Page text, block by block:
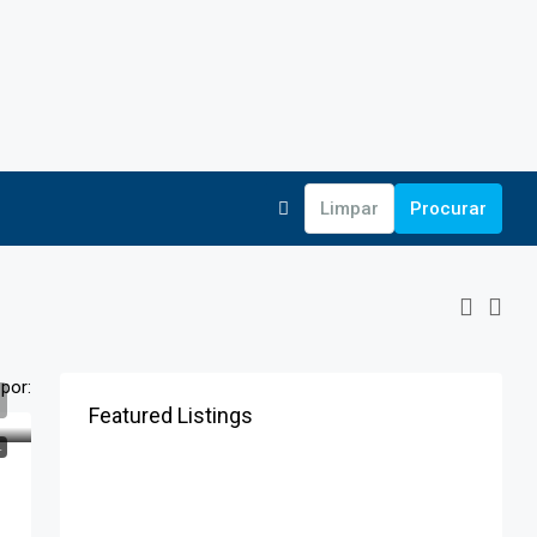
Limpar Procurar
Featured Listings